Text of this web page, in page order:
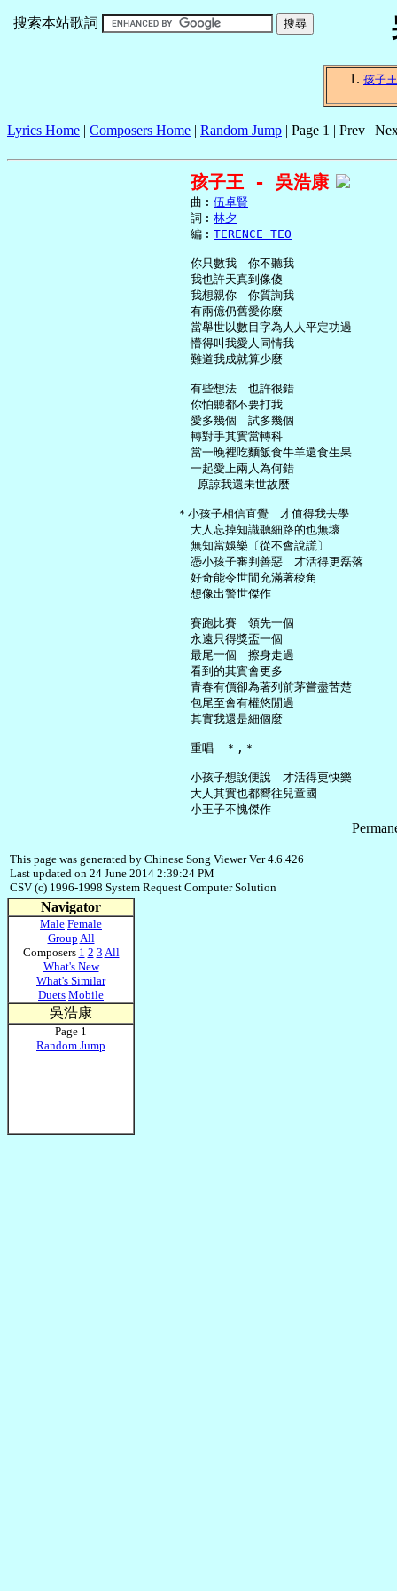
搜索本站歌詞
孩子王
Lyrics Home | Composers Home | Random Jump | Page 1 | Prev |
孩子王 - 吳浩康
     曲︰
伍卓賢
     詞︰
林夕
     編︰
TERENCE TEO
     你只數我　你不聽我
     我也許天真到像傻
     我想親你　你質詢我
     有兩億仍舊愛你麼
     當舉世以數目字為人人平定功過
     懵得叫我愛人同情我
     難道我成就算少麼
     有些想法　也許很錯
     你怕聽都不要打我
     愛多幾個　試多幾個
     轉對手其實當轉科
     當一晚裡吃麵飯食牛羊還食生果
     一起愛上兩人為何錯
      原諒我還未世故麼
   ＊小孩子相信直覺　才值得我去學
     大人忘掉知識聽細路的也無壞
     無知當娛樂〔從不會說謊〕
     憑小孩子審判善惡　才活得更磊落
     好奇能令世間充滿著稜角
     想像出警世傑作
     賽跑比賽　領先一個
     永遠只得獎盃一個
     最尾一個　擦身走過
     看到的其實會更多
     青春有價卻為著列前茅嘗盡苦楚
     包尾至會有權悠閒過
     其實我還是細個麼
     重唱　＊,＊
     小孩子想說便說　才活得更快樂
     大人其實也都嚮往兒童國
This page was generated by Chinese Song Viewer Ver 4.6.426
Last updated on 24 June 2014 2:39:24 PM
CSV (c) 1996-1998 System Request Computer Solution
Navigator
Male Female
Group All
Composers 1 2 3 All
What's New
What's Similar
Duets Mobile
吳浩康
Page 1
Random Jump